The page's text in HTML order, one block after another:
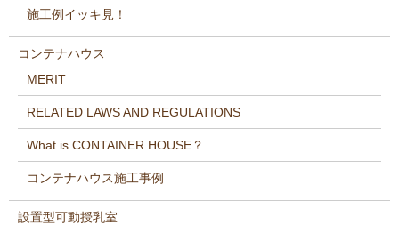
施工例イッキ見！
コンテナハウス
MERIT
RELATED LAWS AND REGULATIONS
What is CONTAINER HOUSE？
コンテナハウス施工事例
設置型可動授乳室